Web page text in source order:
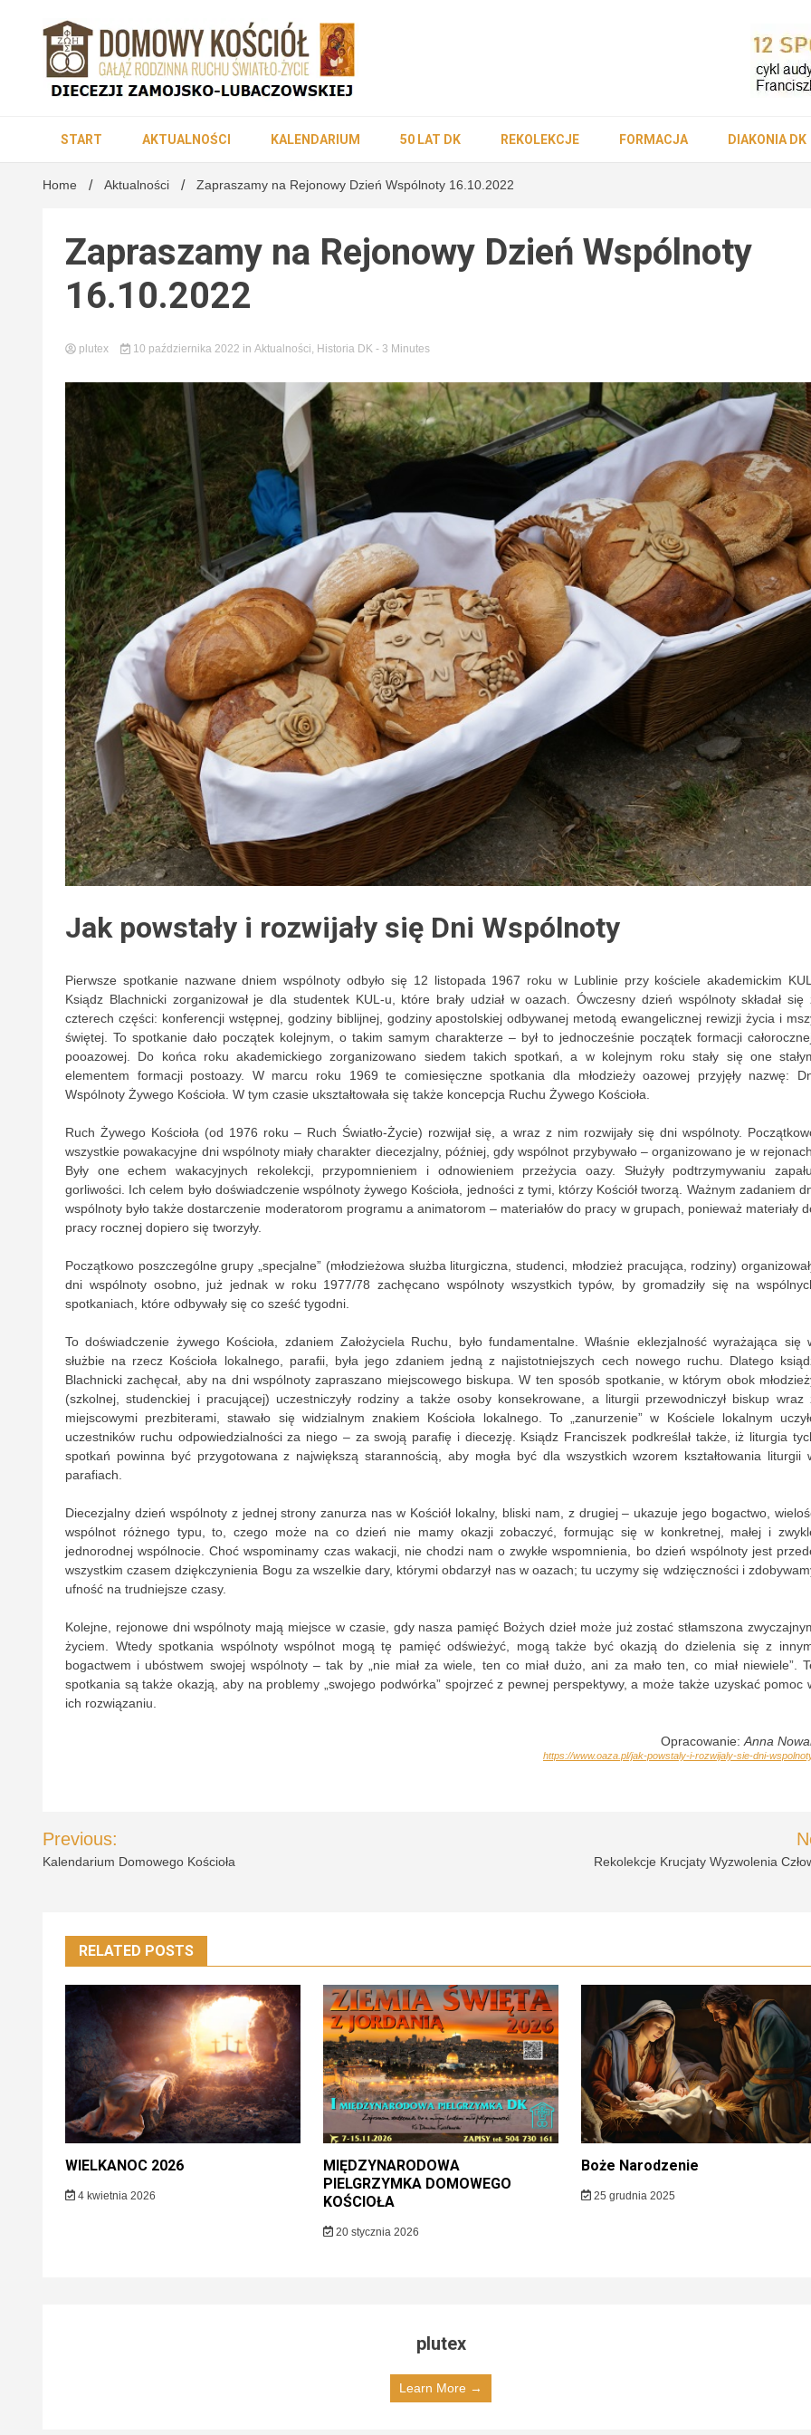
Domowy Kościół
Zamojsko-
START
AKTUALNOŚCI KALENDARIUM 50 LAT DK REKOLEKCJE FORMACJA DIAKONIA DK
Home Aktualności Zapraszamy na Rejonowy Dzień Wspólnoty 16.10.2022
Zapraszamy na Rejonowy Dzień Wspólnoty
16.10.2022
plutex 10 października 2022 in Aktualności, Historia DK - 3 Minutes
Jak powstały i rozwijały się Dni Wspólnoty
Pierwsze spotkanie nazwane dniem wspólnoty odbyło się 12 listopada 1967 roku w Lublinie przy kościele akademickim KUL.
Ksiądz Blachnicki zorganizował je dla studentek KUL-u, które brały udział w oazach. Ówczesny dzień wspólnoty składał się
czterech części: konferencji wstępnej, godziny biblijnej, godziny apostolskiej odbywanej metodą ewangelicznej rewizji życia i
świętej. To spotkanie dało początek kolejnym, o takim samym charakterze – był to jednocześnie początek formacji
pooazowej. Do końca roku akademickiego zorganizowano siedem takich spotkań, a w kolejnym roku stały się one
elementem formacji postoazy. W marcu roku 1969 te comiesięczne spotkania dla młodzieży oazowej przyjęły nazwę:
Wspólnoty Żywego Kościoła. W tym czasie ukształtowała się także koncepcja Ruchu Żywego Kościoła.
Ruch Żywego Kościoła (od 1976 roku – Ruch Światło-Życie) rozwijał się, a wraz z nim rozwijały się dni wspólnoty.
wszystkie powakacyjne dni wspólnoty miały charakter diecezjalny, później, gdy wspólnot przybywało – organizowano je w rejonach.
Były one echem wakacyjnych rekolekcji, przypomnieniem i odnowieniem przeżycia oazy. Służyły podtrzymywaniu zapału,
gorliwości. Ich celem było doświadczenie wspólnoty żywego Kościoła, jedności z tymi, którzy Kościół tworzą. Ważnym zadaniem
wspólnoty było także dostarczenie moderatorom programu a animatorom – materiałów do pracy w grupach, ponieważ materiały
pracy rocznej dopiero się tworzyły.
Początkowo poszczególne grupy „specjalne” (młodzieżowa służba liturgiczna, studenci, młodzież pracująca, rodziny)
dni wspólnoty osobno, już jednak w roku 1977/78 zachęcano wspólnoty wszystkich typów, by gromadziły się na
spotkaniach, które odbywały się co sześć tygodni.
To doświadczenie żywego Kościoła, zdaniem Założyciela Ruchu, było fundamentalne. Właśnie eklezjalność wyrażająca się
służbie na rzecz Kościoła lokalnego, parafii, była jego zdaniem jedną z najistotniejszych cech nowego ruchu. Dlatego
Blachnicki zachęcał, aby na dni wspólnoty zapraszano miejscowego biskupa. W ten sposób spotkanie, w którym obok
(szkolnej, studenckiej i pracującej) uczestniczyły rodziny a także osoby konsekrowane, a liturgii przewodniczył biskup wraz
miejscowymi prezbiterami, stawało się widzialnym znakiem Kościoła lokalnego. To „zanurzenie” w Kościele lokalnym
uczestników ruchu odpowiedzialności za niego – za swoją parafię i diecezję. Ksiądz Franciszek podkreślał także, iż liturgia
spotkań powinna być przygotowana z największą starannością, aby mogła być dla wszystkich wzorem kształtowania liturgii
parafiach.
Diecezjalny dzień wspólnoty z jednej strony zanurza nas w Kościół lokalny, bliski nam, z drugiej – ukazuje jego bogactwo,
wspólnot różnego typu, to, czego może na co dzień nie mamy okazji zobaczyć, formując się w konkretnej, małej i
jednorodnej wspólnocie. Choć wspominamy czas wakacji, nie chodzi nam o zwykłe wspomnienia, bo dzień wspólnoty jest
wszystkim czasem dziękczynienia Bogu za wszelkie dary, którymi obdarzył nas w oazach; tu uczymy się wdzięczności i
ufność na trudniejsze czasy.
Kolejne, rejonowe dni wspólnoty mają miejsce w czasie, gdy nasza pamięć Bożych dzieł może już zostać stłamszona
życiem. Wtedy spotkania wspólnoty wspólnot mogą tę pamięć odświeżyć, mogą także być okazją do dzielenia się z
bogactwem i ubóstwem swojej wspólnoty – tak by „nie miał za wiele, ten co miał dużo, ani za mało ten, co miał niewiele”.
spotkania są także okazją, aby na problemy „swojego podwórka” spojrzeć z pewnej perspektywy, a może także uzyskać pomoc
ich rozwiązaniu.
Opracowanie: Anna
https://www.oaza.pl/jak-powstaly-i-rozwijaly-sie-dni-
Nawigacja
wpisu
Previous:
Kalendarium Domowego Kościoła Rekolekcje Krucjaty Wyzwolenia
RELATED POSTS
WIELKANOC 2026
4 kwietnia 2026
MIĘDZYNARODOWA
PIELGRZYMKA DOMOWEGO
KOŚCIOŁA
20 stycznia 2026
Boże Narodzenie
25 grudnia 2025
plutex
Learn More →